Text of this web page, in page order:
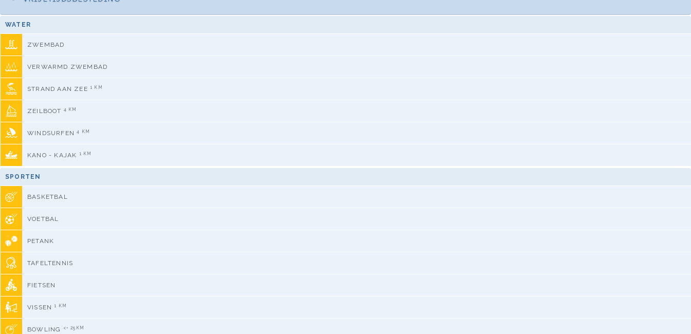
WATER
ZWEMBAD
VERWARMD ZWEMBAD
STRAND AAN ZEE 1 KM
ZEILBOOT 4 KM
WINDSURFEN4 KM
KANO - KAJAK 1 KM
SPORTEN
BASKETBAL
VOETBAL
PETANK
TAFELTENNIS
FIETSEN
VISSEN 1 KM
BOWLING <= 25KM